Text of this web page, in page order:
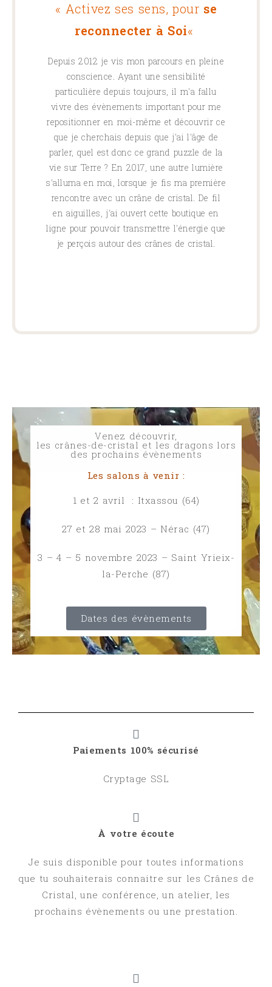
« Activez ses sens, pour se
reconnecter à Soi«
Depuis 2012 je vis mon parcours en pleine
conscience. Ayant une sensibilité
particulière depuis toujours, il m'a fallu
vivre des évènements important pour me
repositionner en moi-même et découvrir ce
que je cherchais depuis que j'ai l'âge de
parler, quel est donc ce grand puzzle de la
vie sur Terre ? En 2017, une autre lumière
s'alluma en moi, lorsque je fis ma première
rencontre avec un crâne de cristal. De fil
en aiguilles, j'ai ouvert cette boutique en
ligne pour pouvoir transmettre l'énergie que
je perçois autour des crânes de cristal.
Venez découvrir,
les crânes-de-cristal et les dragons lors
des prochains évènements
Les salons à venir :
1 et 2 avril : Itxassou (64)
27 et 28 mai 2023 – Nérac (47)
3 – 4 – 5 novembre 2023 – Saint Yrieix-
la-Perche (87)
Dates des évènements
Paiements 100% sécurisé
Cryptage SSL
À votre écoute
Je suis disponible pour toutes informations
que tu souhaiterais connaitre sur les Crânes de
Cristal, une conférence, un atelier, les
prochains évènements ou une prestation.